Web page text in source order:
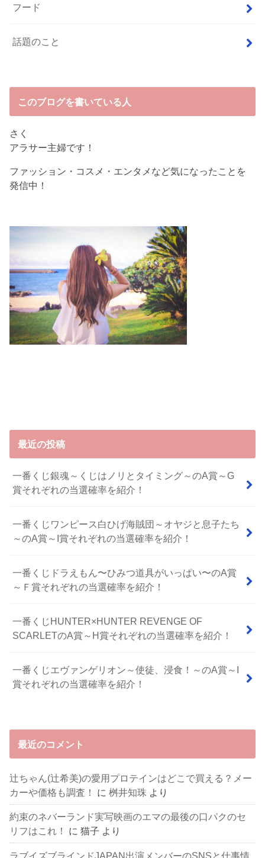
フード
話題のこと
このブログを書いている人
さく
アラサー主婦です！
ファッション・コスメ・エンタメなど気になったことを
発信中！
最近の投稿
一番くじ銀魂～くじはノリとタイミング～のA賞～G
賞それぞれの当選確率を紹介！
一番くじワンピース白ひげ海賊団～オヤジと息子たち
～のA賞～I賞それぞれの当選確率を紹介！
⼀番くじドラえもん〜ひみつ道具がいっぱい〜のA賞
～Ｆ賞それぞれの当選確率を紹介！
一番くじHUNTER×HUNTER REVENGE OF
SCARLETのA賞～H賞それぞれの当選確率を紹介！
一番くじエヴァンゲリオン～使徒、浸食！～のA賞～I
賞それぞれの当選確率を紹介！
最近のコメント
辻ちゃん(辻希美)の愛用プロテインはどこで買える？メー
カーや価格も調査！
に桝井知珠 より
約束のネバーランド実写映画のエマの最後の口パクのセ
リフはこれ！
に猫子 より
ラブイズブラインドJAPAN出演メンバーのSNSと仕事情